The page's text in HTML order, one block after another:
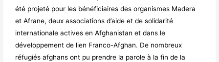
été projeté pour les bénéficiaires des organismes Madera
et Afrane, deux associations d’aide et de solidarité
internationale actives en Afghanistan et dans le
développement de lien Franco-Afghan. De nombreux
réfugiés afghans ont pu prendre la parole à la fin de la